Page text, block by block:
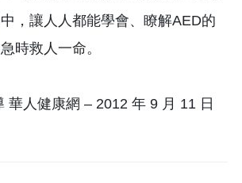
，讓人人都能學會、瞭解AED的
時救人一命。
華人健康網 – 2012 年 9 月 11 日